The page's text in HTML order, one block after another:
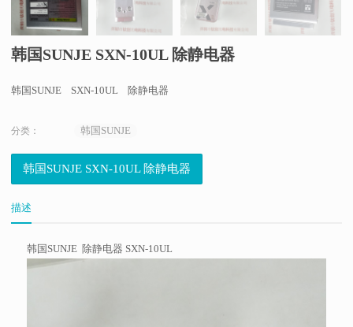
韩国SUNJE SXN-10UL 除静电器
韩国SUNJE SXN-10UL 除静电器
分类： 韩国SUNJE
韩国SUNJE SXN-10UL 除静电器
描述
韩国SUNJE 除静电器 SXN-10UL